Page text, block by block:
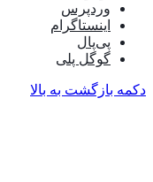
وردپرس
اینستاگرام
پی‌پال
گوگل پلی
دکمه بازگشت به بالا